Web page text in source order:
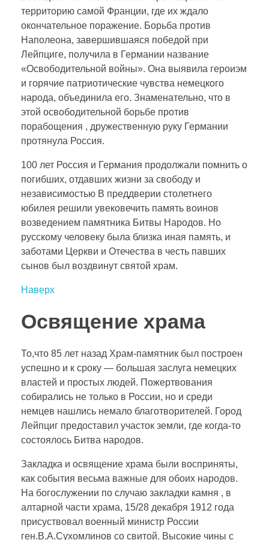
территорию самой Франции, где их ждало
окончательное поражение. Борьба против
Наполеона, завершившаяся победой при
Лейпциге, получила в Германии название
«Освободительной войны». Она выявила героиэм
и горячие патриотические чувства немецкого
народа, объединила его. Знаменательно, что в
этой освободительной борьбе против
порабощения , дружественную руку Германии
протянула Россия.
100 лет Россия и Германия продолжали помнить о
погибших, отдавших жизни за свободу и
независимостью В преддверии столетнего
юбилея решили увековечить память воинов
возведением памятника Битвы Народов. Но
русскому человеку была близка иная память, и
заботами Церкви и Отечества в честь павших
сынов был воздвинут святой храм.
Наверх
Освящение храма
То,что 85 лет назад Храм-памятник был построен
успешно и к сроку — большая заслуга немецких
властей и простых людей. Пожертвования
собирались не только в России, но и среди
немцев нашлись немало благотворителей. Город
Лейпциг предоставил участок земли, где когда-то
состоялось Битва народов.
Закладка и освящение храма были восприняты,
как события весьма важные для обоих народов.
На богослужении по случаю закладки камня , в
алтарной части храма, 15/28 декабря 1912 года
присуствовал военный министр России
ген.В.А.Сухомлинов со свитой. Высокие чины с